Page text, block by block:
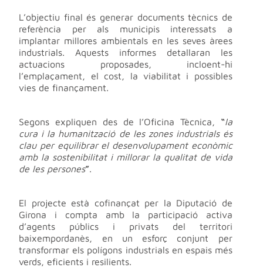
L’objectiu final és generar documents tècnics de
referència per als municipis interessats a
implantar millores ambientals en les seves àrees
industrials. Aquests informes detallaran les
actuacions proposades, incloent-hi
l’emplaçament, el cost, la viabilitat i possibles
vies de finançament.
Segons expliquen des de l’Oficina Tècnica, “la
cura i la humanització de les zones industrials és
clau per equilibrar el desenvolupament econòmic
amb la sostenibilitat i millorar la qualitat de vida
de les persones”.
El projecte està cofinançat per la Diputació de
Girona i compta amb la participació activa
d’agents públics i privats del territori
baixempordanès, en un esforç conjunt per
transformar els polígons industrials en espais més
verds, eficients i resilients.